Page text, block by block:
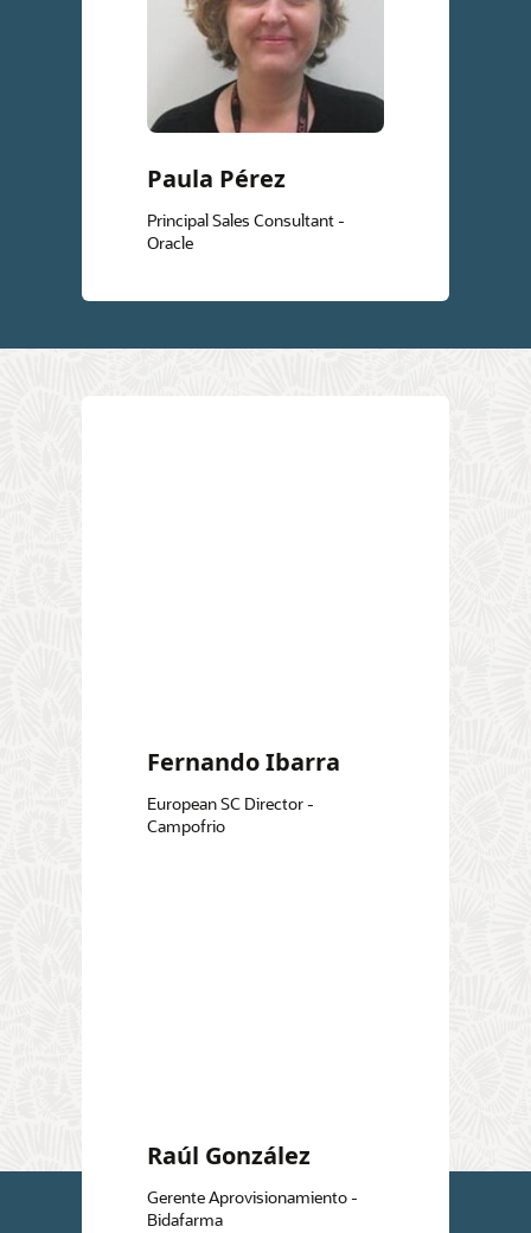
Paula Pérez
Principal Sales Consultant -
Oracle
Fernando Ibarra
European SC Director -
Campofrio
Raúl González
Gerente Aprovisionamiento -
Bidafarma